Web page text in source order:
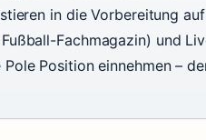
in die Vorbereitung
Fachmagazin) und
Position einnehmen –